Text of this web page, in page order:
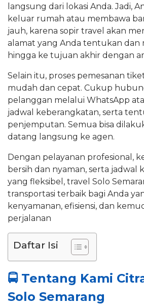
langsung dari lokasi Anda. Jadi,
keluar rumah atau membawa
jauh, karena sopir travel akan
alamat yang Anda tentukan dan
hingga ke tujuan akhir dengan
Selain itu, proses pemesanan
mudah dan cepat. Cukup
pelanggan melalui WhatsApp
jadwal keberangkatan, serta
penjemputan. Semua bisa
datang langsung ke agen.
Dengan pelayanan profesional,
bersih dan nyaman, serta jadwal
yang fleksibel, travel Solo
transportasi terbaik bagi Anda
kenyamanan, efisiensi, dan
perjalanan
Daftar Isi
🚍 Tentang Kami
Solo Semarang